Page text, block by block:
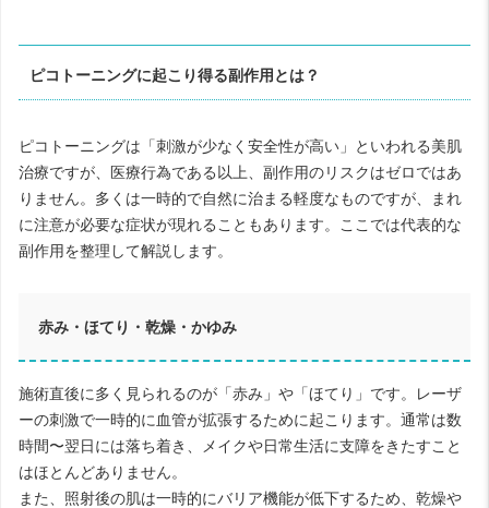
ピコトーニングに起こり得る副作用とは？
ピコトーニングは「刺激が少なく安全性が高い」といわれる美肌
治療ですが、医療行為である以上、副作用のリスクはゼロではあ
りません。多くは一時的で自然に治まる軽度なものですが、まれ
に注意が必要な症状が現れることもあります。ここでは代表的な
副作用を整理して解説します。
赤み・ほてり・乾燥・かゆみ
施術直後に多く見られるのが「赤み」や「ほてり」です。レーザ
ーの刺激で一時的に血管が拡張するために起こります。通常は数
時間〜翌日には落ち着き、メイクや日常生活に支障をきたすこと
はほとんどありません。
また、照射後の肌は一時的にバリア機能が低下するため、乾燥や